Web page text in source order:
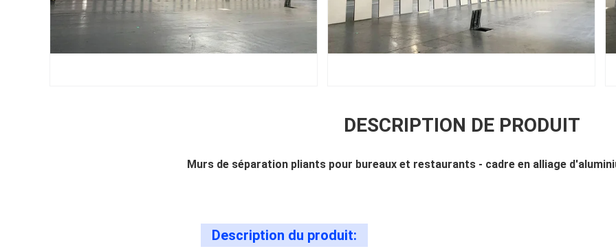
DESCRIPTION DE PRODUIT
Murs de séparation pliants pour bureaux et restaurants - cadre en alliage
Description du produit: